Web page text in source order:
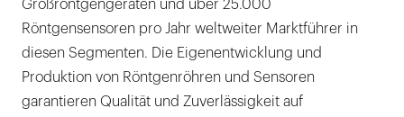
Großröntgengeräten und über 25.000
Röntgensensoren pro Jahr weltweiter Marktführer in
diesen Segmenten. Die Eigenentwicklung und
Produktion von Röntgenröhren und Sensoren
garantieren Qualität und Zuverlässigkeit auf